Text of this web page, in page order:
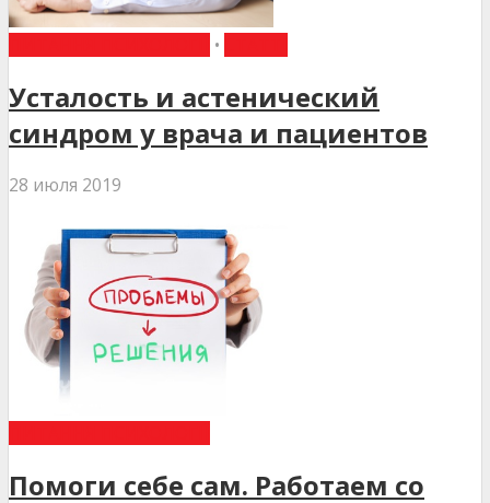
•
Усталость и астенический
синдром у врача и пациентов
28 июля 2019
Помоги себе сам. Работаем со